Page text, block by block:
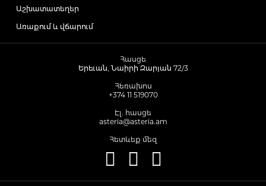
Աշխատատեղեր
Առաքում և վճարում
Հասցե
Երեւան, Նաիրի Զարյան 72/3
Հեռախոս
+374 11 519070
Էլ. հասցե
asteria@asteria.am
Հետևեք մեզ